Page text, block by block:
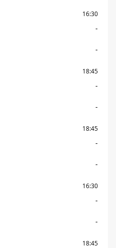
16:30
-
-
18:45
-
-
18:45
-
-
16:30
-
-
18:45